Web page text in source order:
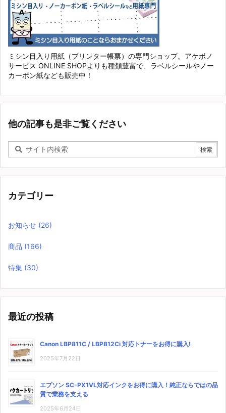
ミシン目入り用紙（プリンター帳票）の専門ショップ。アケボノ
サービス ONLINE SHOPよりも種類豊富で、ラベルシールやノー
カーボン紙なども販売中！
他の記事も是非ご覧ください
カテゴリー
お知らせ (26)
商品 (166)
特集 (30)
最近の投稿
Canon LBP811C / LBP812Ci 対応トナーをお得に購入!
2025年7月22日
エプソン SC-PX1VL対応インクをお得に購入！純正ならではの品
質で業務を支える
2025年6月24日